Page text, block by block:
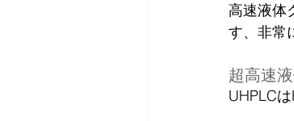
高速液体
す、非常
超高速
UHPLC